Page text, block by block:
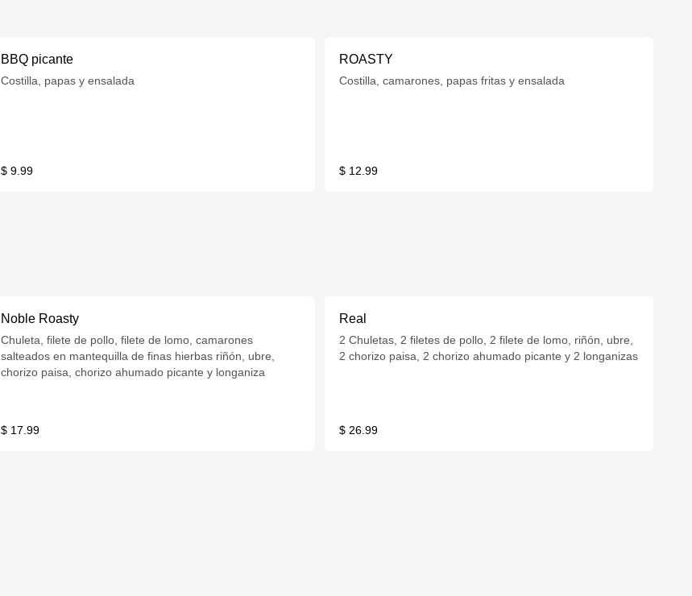
BBQ picante
Costilla, papas y ensalada
$ 9.99
ROASTY
Costilla, camarones, papas fritas y ensalada
$ 12.99
Noble Roasty
Chuleta, filete de pollo, filete de lomo, camarones
salteados en mantequilla de finas hierbas riñón, ubre,
chorizo paisa, chorizo ahumado picante y longaniza
$ 17.99
Real
2 Chuletas, 2 filetes de pollo, 2 filete de lomo, riñón, ubre,
2 chorizo paisa, 2 chorizo ahumado picante y 2 longanizas
$ 26.99